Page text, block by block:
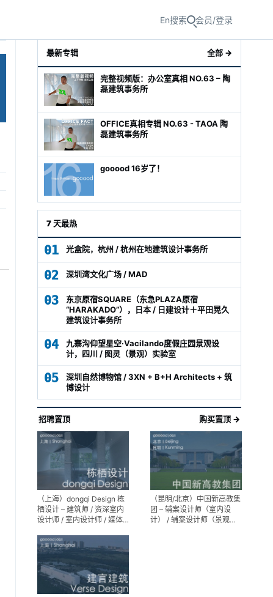
En搜索 会员/登录
最新专辑 全部 →
完整视频版：办公室真相 NO.63 – 陶
磊建筑事务所
OFFICE真相专辑 NO.63 - TAOA 陶
磊建筑事务所
gooood 16岁了！
7 天最热
01 光盒院，杭州 / 杭州在地建筑设计事务所
02 深圳湾文化广场 / MAD
03
东京原宿SQUARE（东急PLAZA原宿
“HARAKADO”），日本 / 日建设计＋平田晃久
建筑设计事务所
04
九寨沟仰望星空·Vacilando度假庄园景观设
计，四川 / 图灵（景观）实验室
05
深圳自然博物馆 / 3XN + B+H Architects + 筑
博设计
招聘置顶 购买置顶 →
（上海）dongqi Design 栋
栖设计 – 建筑师 / 资深室内
设计师 / 室内设计师 / 媒体
生（常年招聘）
（昆明/北京）中国新高教集
团 – 辅案设计师（室内设
计） / 辅案设计师（景观设